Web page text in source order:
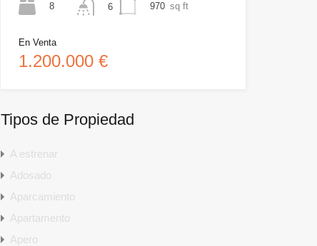
8
6
970 sq ft
En Venta
1.200.000 €
Tipos de Propiedad
A estrenar
Adosado
Aparcamiento
Apartamento
Apero